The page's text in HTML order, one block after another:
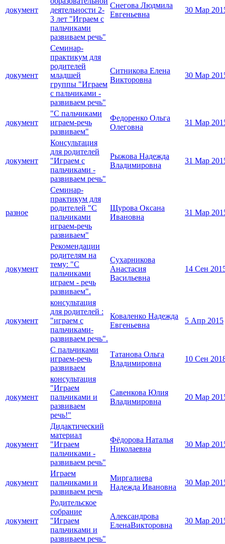
документ
деятельности 2-
3 лет "Играем с
пальчиками
развиваем речь"
Снегова Людмила
Евгеньевна
30 Мар
документ
Семинар-
практикум для
родителей
младшей
группы "Играем
с пальчиками -
развиваем речь"
Ситникова Елена
Викторовна
30 Мар
документ
"С пальчиками
играем-речь
развиваем"
Федоренко Ольга
Олеговна
31 Мар
документ
Консультация
для родителей
"Играем с
пальчиками -
развиваем речь"
Рыжова Надежда
Владимировна
31 Мар
разное
Семинар-
практикум для
родителей "С
пальчиками
играем-речь
развиваем"
Щурова Оксана
Ивановна
31 Мар
документ
Рекомендации
родителям на
тему: "С
пальчиками
играем - речь
развиваем".
Сухарникова
Анастасия
Васильевна
14 Сен
документ
консультация
для родителей :
"играем с
пальчиками-
развиваем речь".
Коваленко Надежда
Евгеньевна
5 Апр 2015
С пальчиками
играем-речь
развиваем
Татанова Ольга
Владимировна
10 Сен
документ
консультация
"Играем
пальчиками и
развиваем
речь!"
Савенкова Юлия
Владимировна
20 Мар
документ
Дидактический
материал
"Играем
пальчиками -
развиваем речь"
Фёдорова Наталья
Николаевна
30 Мар
документ
Играем
пальчиками и
развиваем речь
Миргалиева
Надежда Ивановна
30 Мар
документ
Родительское
собрание
"Играем
пальчиками и
развиваем речь"
Александрова
ЕленаВикторовна
30 Мар